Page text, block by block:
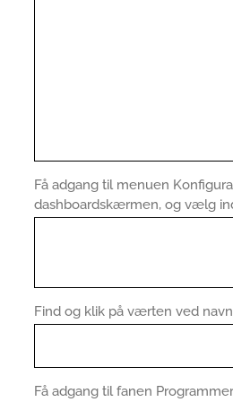
Få adgang til menuen
dashboardskærmen, og vælg
Find og klik på værten ved
Få adgang til fanen